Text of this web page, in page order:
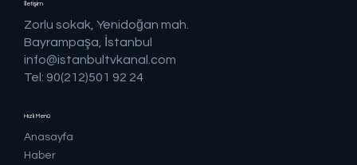
Hızlı Menü
Anasayfa
Haber
İletişim
Zorlu sokak, Yenidoğan mah.
Bayrampaşa, İstanbul
info@istanbultvkanal.com
Tel: 90(212)501 92 24